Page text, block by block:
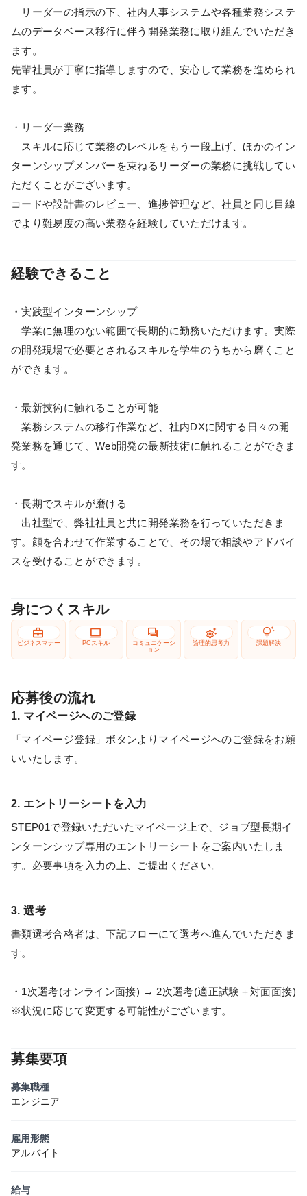
リーダーの指示の下、社内人事システムや各種業務システ
ムのデータベース移行に伴う開発業務に取り組んでいただき
ます。
先輩社員が丁寧に指導しますので、安心して業務を進められ
ます。
・リーダー業務
スキルに応じて業務のレベルをもう一段上げ、ほかのイン
ターンシップメンバーを束ねるリーダーの業務に挑戦してい
ただくことがございます。
コードや設計書のレビュー、進捗管理など、社員と同じ目線
でより難易度の高い業務を経験していただけます。
経験できること
・実践型インターンシップ
学業に無理のない範囲で長期的に勤務いただけます。実際
の開発現場で必要とされるスキルを学生のうちから磨くこと
ができます。
・最新技術に触れることが可能
業務システムの移行作業など、社内DXに関する日々の開
発業務を通じて、Web開発の最新技術に触れることができま
す。
・長期でスキルが磨ける
出社型で、弊社社員と共に開発業務を行っていただきま
す。顔を合わせて作業することで、その場で相談やアドバイ
スを受けることができます。
身につくスキル
business_center
ビジネスマナー
computer
PCスキル
forum
コミュニケーシ
ョン
settings_suggest
論理的思考力
tips_and_updates
課題解決
応募後の流れ
1. マイページへのご登録
「マイページ登録」ボタンよりマイページへのご登録をお願
いいたします。
2. エントリーシートを入力
STEP01で登録いただいたマイページ上で、ジョブ型長期イ
ンターンシップ専用のエントリーシートをご案内いたしま
す。必要事項を入力の上、ご提出ください。
3. 選考
書類選考合格者は、下記フローにて選考へ進んでいただきま
す。
・1次選考(オンライン面接) → 2次選考(適正試験＋対面面接)
※状況に応じて変更する可能性がございます。
募集要項
募集職種
エンジニア
雇用形態
アルバイト
給与